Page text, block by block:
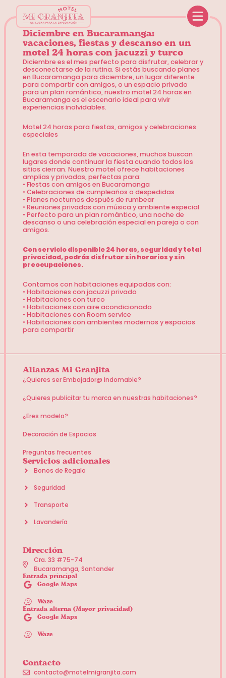
Volver al Blog
Diciembre en Bucaramanga:
vacaciones, fiestas y descanso en un
motel 24 horas con jacuzzi y turco
Diciembre es el mes perfecto para disfrutar, celebrar y
desconectarse de la rutina. Si estás buscando planes
en Bucaramanga para diciembre, un lugar diferente
para compartir con amigos, o un espacio privado
para un plan romántico, nuestro motel 24 horas en
Bucaramanga es el escenario ideal para vivir
experiencias inolvidables.
Motel 24 horas para fiestas, amigos y celebraciones
especiales
En esta temporada de vacaciones, muchos buscan
lugares donde continuar la fiesta cuando todos los
sitios cierran. Nuestro motel ofrece habitaciones
amplias y privadas, perfectas para:
• Fiestas con amigos en Bucaramanga
• Celebraciones de cumpleaños o despedidas
• Planes nocturnos después de rumbear
• Reuniones privadas con música y ambiente especial
• Perfecto para un plan romántico, una noche de
descanso o una celebración especial en pareja o con
amigos.
Con servicio disponible 24 horas, seguridad y total
privacidad, podrás disfrutar sin horarios y sin
preocupaciones.
Contamos con habitaciones equipadas con:
• Habitaciones con jacuzzi privado
• Habitaciones con turco
• Habitaciones con aire acondicionado
• Habitaciones con Room service
• Habitaciones con ambientes modernos y espacios
para compartir
Alianzas Mi Granjita
¿Quieres ser Embajador@ Indomable?
¿Quieres publicitar tu marca en nuestras habitaciones?
¿Eres modelo?
Decoración de Espacios
Preguntas frecuentes
Servicios adicionales
Bonos de Regalo
Seguridad
Transporte
Lavandería
Dirección
Cra. 33 #75-74
Bucaramanga, Santander
Entrada principal
Google Maps
Waze
Entrada alterna (Mayor privacidad)
Google Maps
Waze
Contacto
contacto@motelmigranjita.com